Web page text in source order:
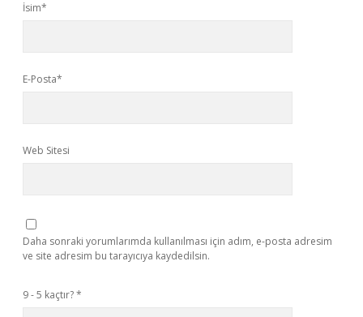
İsim*
E-Posta*
Web Sitesi
Daha sonraki yorumlarımda kullanılması için adım, e-posta adresim
ve site adresim bu tarayıcıya kaydedilsin.
9 - 5 kaçtır?*